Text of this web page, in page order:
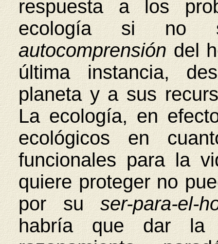
respuesta a los
ecología si no
autocomprensióndel
última instancia,
planeta y a sus
La ecología, en
ecológicos en
funcionales para la
quiere proteger no
por suser-para-el-
habría que dar